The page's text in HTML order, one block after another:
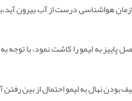
هواشناسی درست از آب بیرون
به لیمو را کاشت نمود، با